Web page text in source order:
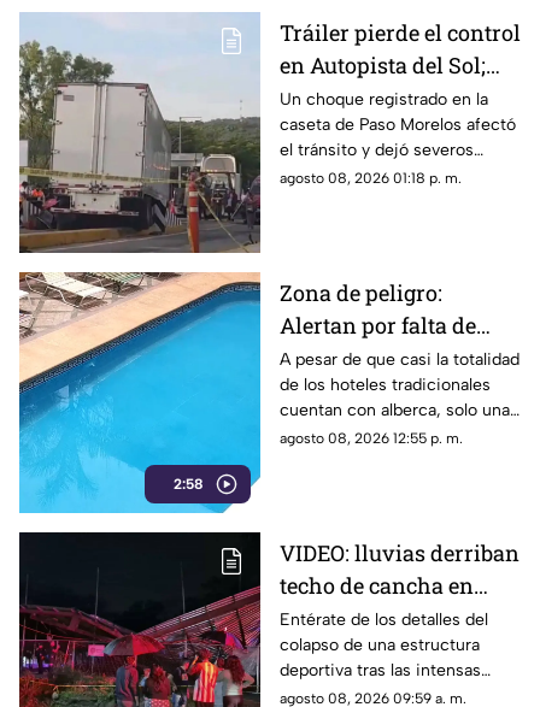
Tráiler pierde el control
en Autopista del Sol;
fallece una persona
Un choque registrado en la
caseta de Paso Morelos afectó
el tránsito y dejó severos
daños; este fue el saldo.
agosto 08, 2026 01:18 p. m.
2:58
Zona de peligro:
Alertan por falta de
medidas de seguridad
en albercas de hoteles
tradicionales
A pesar de que casi la totalidad
de los hoteles tradicionales
cuentan con alberca, solo una
mínima parte dispone de
agosto 08, 2026 12:55 p. m.
VIDEO: lluvias derriban
techo de cancha en
Chilpancingo; hubo
lesionados
Entérate de los detalles del
colapso de una estructura
deportiva tras las intensas
precipitaciones y el reporte de
agosto 08, 2026 09:59 a. m.